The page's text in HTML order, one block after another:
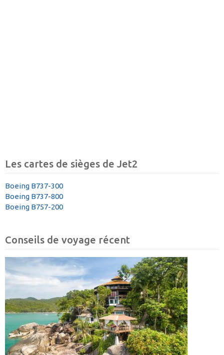
Les cartes de sièges de Jet2
Boeing B737-300
Boeing B737-800
Boeing B757-200
Conseils de voyage récent